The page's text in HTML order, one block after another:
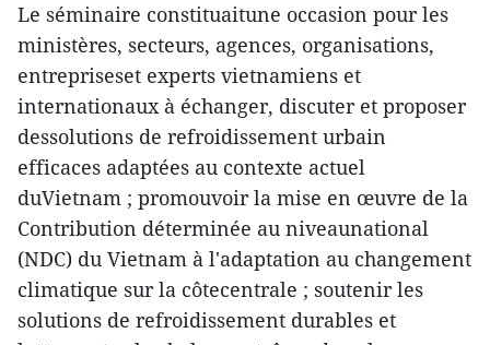
Le séminaire constituaitune occasion pour les
ministères, secteurs, agences, organisations,
entrepriseset experts vietnamiens et
internationaux à échanger, discuter et proposer
dessolutions de refroidissement urbain
efficaces adaptées au contexte actuel
duVietnam ; promouvoir la mise en œuvre de la
Contribution déterminée au niveaunational
(NDC) du Vietnam à l'adaptation au changement
climatique sur la côtecentrale ; soutenir les
solutions de refroidissement durables et